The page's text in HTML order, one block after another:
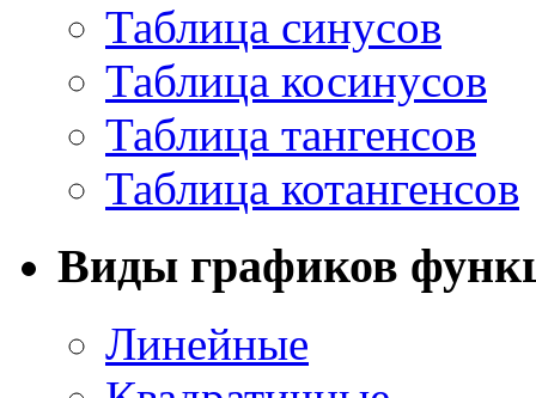
Таблица синусов
Таблица косинусов
Таблица тангенсов
Таблица котангенсов
Виды графиков
Линейные